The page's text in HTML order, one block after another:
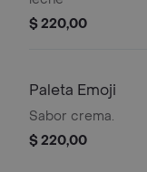
$ 220,00
Paleta Emoji
Sabor crema.
$ 220,00